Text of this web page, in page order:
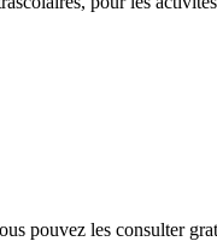
pouvez les consulter